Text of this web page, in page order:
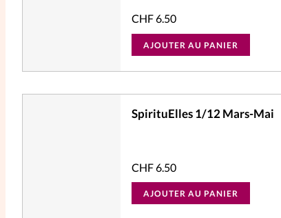
CHF6.50
AJOUTER AU PANIER
SpirituElles 1/12 Mars-Mai
CHF6.50
AJOUTER AU PANIER